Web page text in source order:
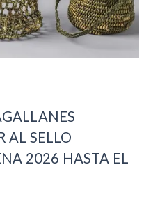
AL SELLO
2026 HASTA EL